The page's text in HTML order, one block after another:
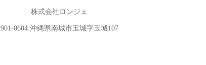
株式会社ロンジェ
901-0604 沖縄県南城市玉城字玉城107